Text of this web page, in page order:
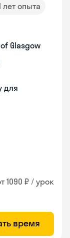
лет опыта
Glasgow
для
1090 ₽ / урок
время